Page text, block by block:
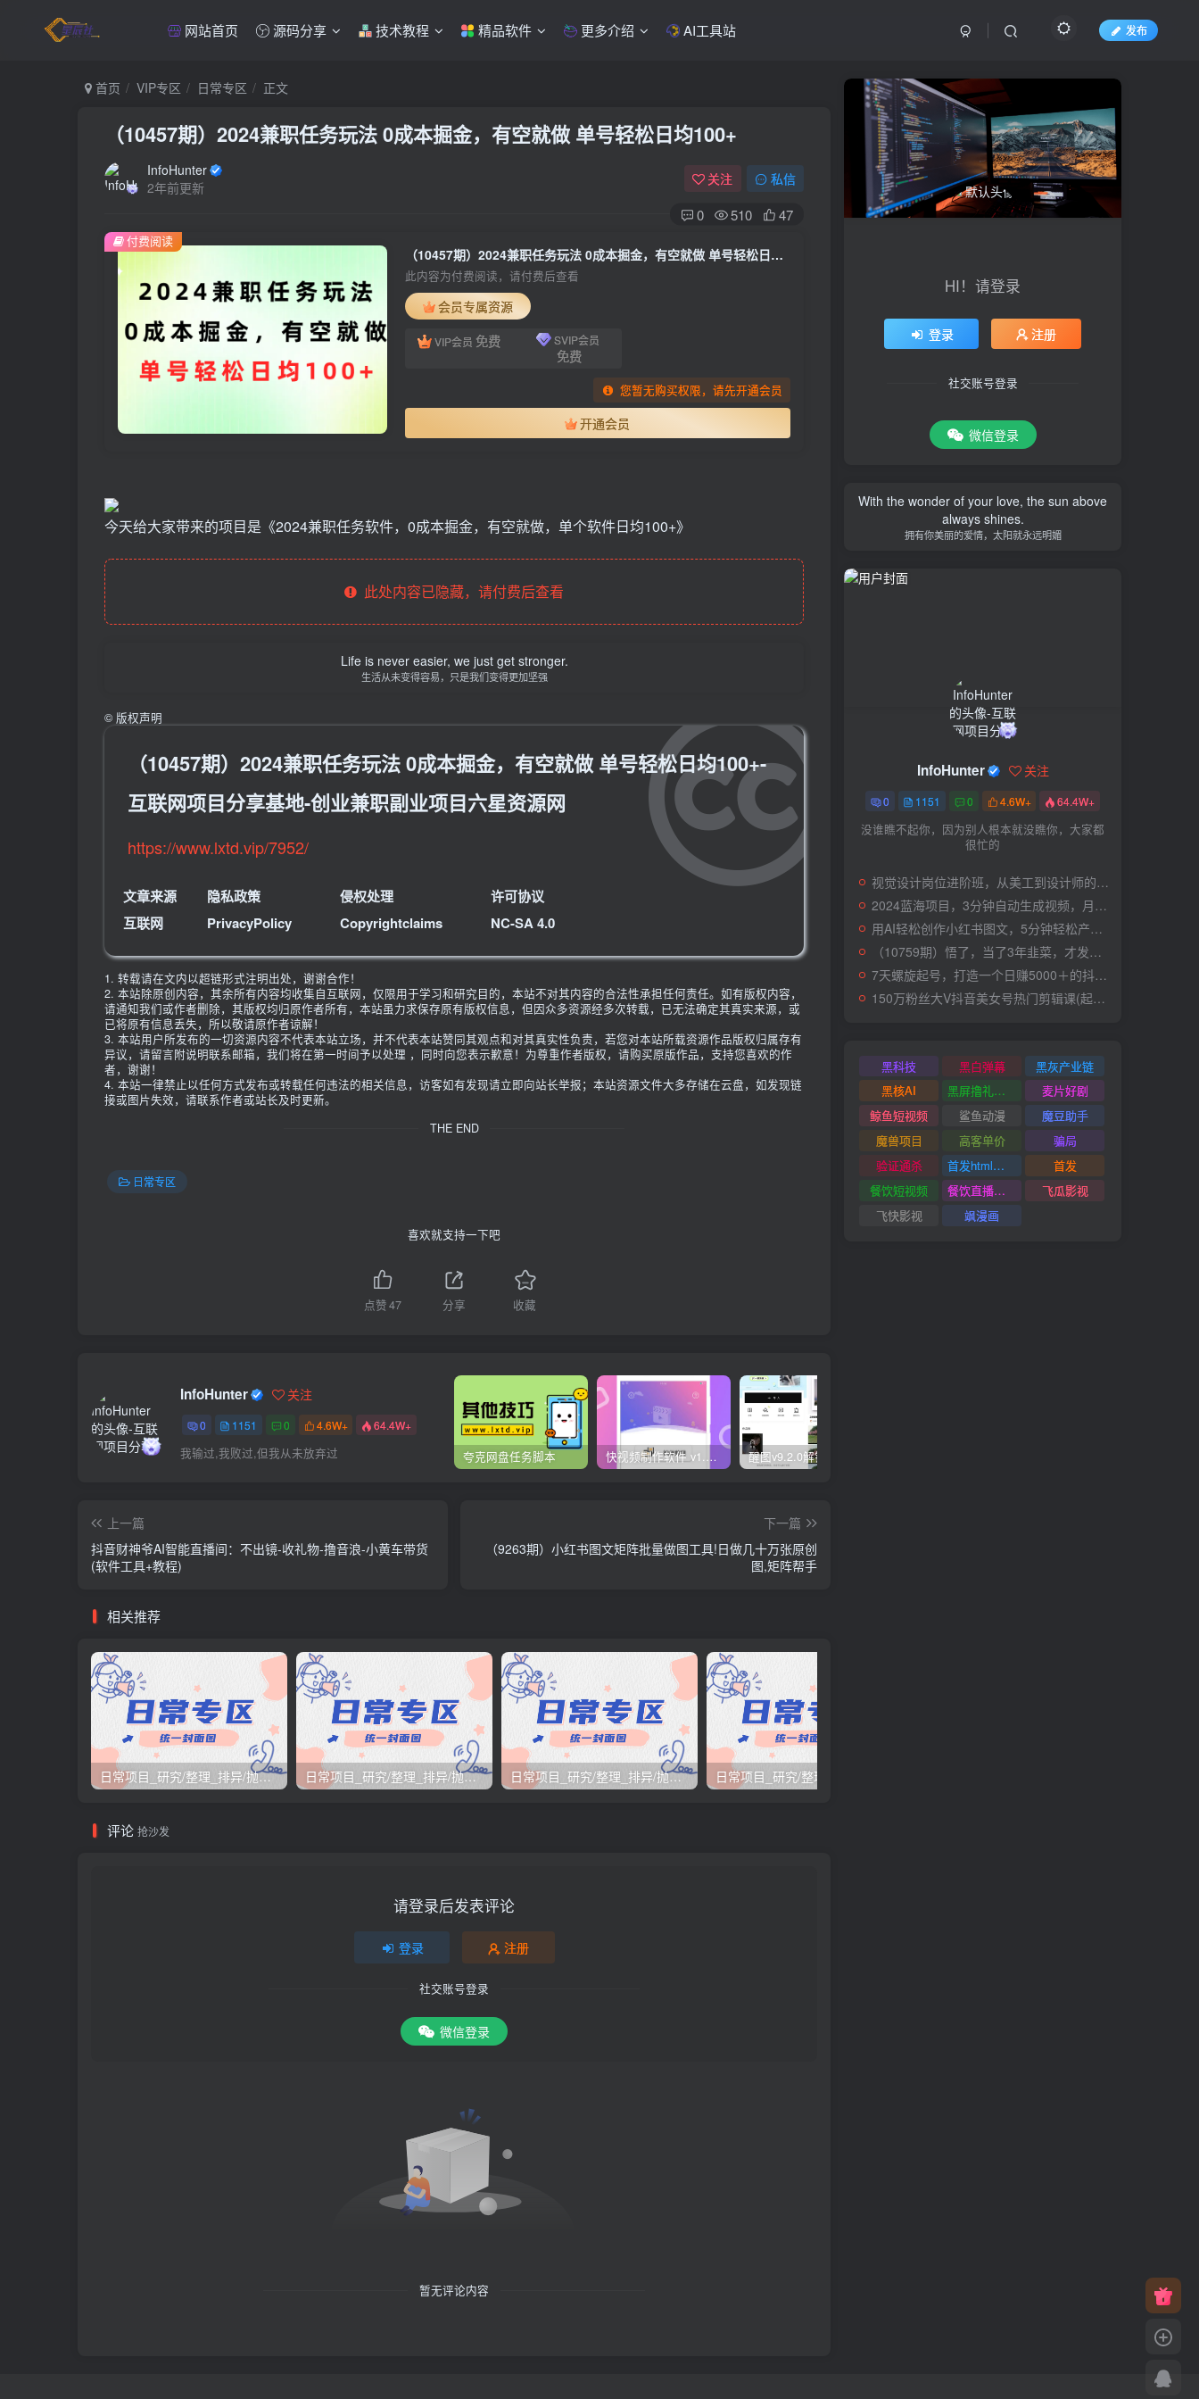
网站首页 源码分享 技术教程 精品软件 更多介绍 AI工具站 发布
首页 VIP专区 日常专区 正文
（10457期）2024兼职任务玩法 0成本掘金，有空就做 单号轻松日均100+
InfoHunter
2年前更新
关注 私信
0 510 47
（10457期）2024兼职任务玩法 0成本掘金，有空就做 单号轻松日均100+
此内容为付费阅读，请付费后查看
会员专属资源
VIP会员 免费 SVIP会员
免费
您暂无购买权限，请先开通会员
开通会员
付费阅读
今天给大家带来的项目是《2024兼职任务软件，0成本掘金，有空就做，单个软件日均100+》
此处内容已隐藏，请付费后查看
Life is never easier, we just get stronger.
生活从未变得容易，只是我们变得更加坚强
© 版权声明
（10457期）2024兼职任务玩法 0成本掘金，有空就做 单号轻松日均100+-
互联网项目分享基地-创业兼职副业项目六星资源网
https://www.lxtd.vip/7952/
文章来源
互联网
隐私政策
PrivacyPolicy
侵权处理
Copyrightclaims
许可协议
NC-SA 4.0
1. 转载请在文内以超链形式注明出处，谢谢合作！
2. 本站除原创内容，其余所有内容均收集自互联网，仅限用于学习和研究目的，本站不对其内容的合法性承担任何责任。如有版权内容，
请通知我们或作者删除，其版权均归原作者所有，本站虽力求保存原有版权信息，但因众多资源经多次转载，已无法确定其真实来源，或
已将原有信息丢失，所以敬请原作者谅解！
3. 本站用户所发布的一切资源内容不代表本站立场，并不代表本站赞同其观点和对其真实性负责，若您对本站所载资源作品版权归属存有
异议，请留言附说明联系邮箱，我们将在第一时间予以处理 ，同时向您表示歉意！为尊重作者版权，请购买原版作品，支持您喜欢的作
者，谢谢！
4. 本站一律禁止以任何方式发布或转载任何违法的相关信息，访客如有发现请立即向站长举报；本站资源文件大多存储在云盘，如发现链
接或图片失效，请联系作者或站长及时更新。
THE END
日常专区
喜欢就支持一下吧
点赞47 分享 收藏
InfoHunter 关注
0 1151 0 4.6W+ 64.4W+
我输过,我败过,但我从未放弃过 夸克网盘任务脚本 快视频制作软件 v1.1.1安卓版
上一篇
抖音财神爷AI智能直播间：不出镜-收礼物-撸音浪-小黄车带货
(软件工具+教程)
下一篇
（9263期）小红书图文矩阵批量做图工具!日做几十万张原创
图,矩阵帮手
相关推荐
日常项目_研究/整理_排异/抛弃汇总[26.3.15-3.21整理] 日常项目_研究/整理_排异/抛弃汇总[25.12.1-12.12整理] 日常项目_研究/整理_排异/抛弃汇总[25.11.1-11.30整理]
评论 抢沙发
请登录后发表评论
登录 注册
社交账号登录
微信登录
暂无评论内容
HI！请登录
登录 注册
社交账号登录
微信登录
With the wonder of your love, the sun above
always shines.
拥有你美丽的爱情，太阳就永远明媚
InfoHunter 关注
0 1151 0 4.6W+ 64.4W+
没谁瞧不起你，因为别人根本就没瞧你，大家都
很忙的
视觉设计岗位进阶班，从美工到设计师的蜕变（4节视频课程）
2024蓝海项目，3分钟自动生成视频，月入过万
用AI轻松创作小红书图文，5分钟轻松产出300条小红书爆款笔记！
（10759期）悟了，当了3年韭菜，才发现网赚圈年赚100万的核心是卖项目，含泪分享！
7天螺旋起号，打造一个日赚5000＋的抖音壁纸号（价值688）
150万粉丝大V抖音美女号热门剪辑课(起号 过原创 素材来源 无人直播 变现)
黑科技 黑白弹幕
黑灰产业链
黑核AI
黑屏撸礼物撸门票
麦片好剧
鲸鱼短视频
鲨鱼动漫
魔豆助手
魔兽项目
高客单价
骗局
验证通杀
首发html小霸王游戏网站搭建项目
首发
餐饮短视频
餐饮直播引流
飞瓜影视
飞快影视
飒漫画